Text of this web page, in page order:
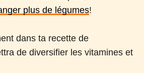
plus de légumes!
dans ta recette de
de diversifier les vitamines et